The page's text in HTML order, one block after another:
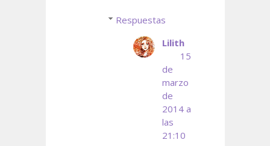
Respuestas
Lilith
15
de
marzo
de
2014 a
las
21:10